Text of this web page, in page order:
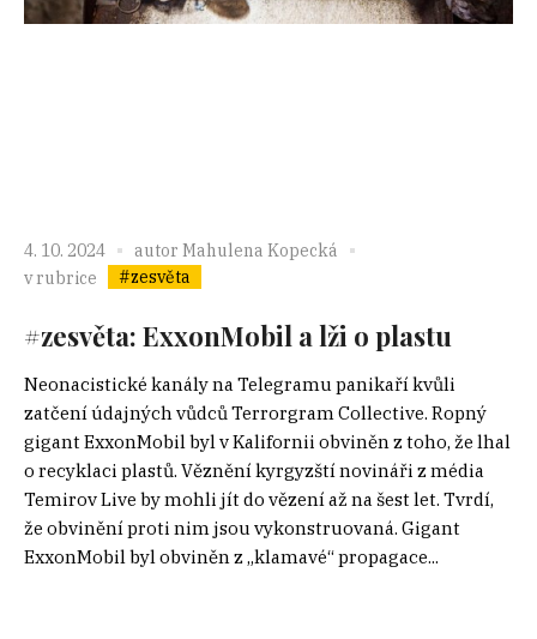
4. 10. 2024 autor Mahulena Kopecká
v rubrice
#zesvěta
#zesvěta: ExxonMobil a lži o plastu
Neonacistické kanály na Telegramu panikaří kvůli
zatčení údajných vůdců Terrorgram Collective. Ropný
gigant ExxonMobil byl v Kalifornii obviněn z toho, že lhal
o recyklaci plastů. Věznění kyrgyzští novináři z média
Temirov Live by mohli jít do vězení až na šest let. Tvrdí,
že obvinění proti nim jsou vykonstruovaná. Gigant
ExxonMobil byl obviněn z „klamavé“ propagace...